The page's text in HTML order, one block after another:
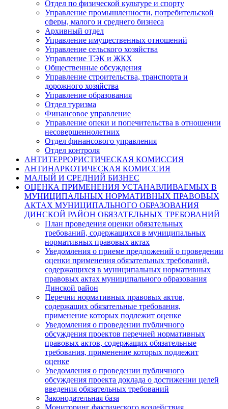
Отдел по физической культуре и спорту
Управление промышленности, потребительской
сферы, малого и среднего бизнеса
Архивный отдел
Управление имущественных отношений
Управление сельского хозяйства
Управление ТЭК и ЖКХ
Общественные обсуждения
Управление строительства, транспорта и
дорожного хозяйства
Управление образования
Отдел туризма
Финансовое управление
Управление опеки и попечительства в отношении
несовершеннолетних
Отдел финансового управления
Отдел контроля
АНТИТЕРРОРИСТИЧЕСКАЯ КОМИССИЯ
АНТИНАРКОТИЧЕСКАЯ КОМИССИЯ
МАЛЫЙ И СРЕДНИЙ БИЗНЕС
ОЦЕНКА ПРИМЕНЕНИЯ УСТАНАВЛИВАЕМЫХ В
МУНИЦИПАЛЬНЫХ НОРМАТИВНЫХ ПРАВОВЫХ
АКТАХ МУНИЦИПАЛЬНОГО ОБРАЗОВАНИЯ
ДИНСКОЙ РАЙОН ОБЯЗАТЕЛЬНЫХ ТРЕБОВАНИЙ
План проведения оценки обязательных
требований, содержащихся в муниципальных
нормативных правовых актах
Уведомления о приеме предложений о проведении
оценки применения обязательных требований,
содержащихся в муниципальных нормативных
правовых актах муниципального образования
Динской район
Перечни нормативных правовых актов,
содержащих обязательные требования,
применение которых подлежит оценке
Уведомления о проведении публичного
обсуждения проектов перечней нормативных
правовых актов, содержащих обязательные
требования, применение которых подлежит
оценке
Уведомления о проведении публичного
обсуждения проекта доклада о достижении целей
введения обязательных требований
Законодательная база
Мониторинг фактического воздействия